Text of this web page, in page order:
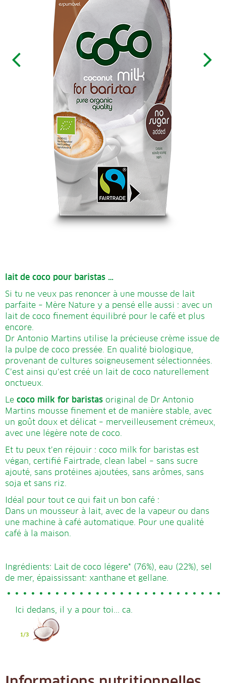
lait de coco pour baristas …
Si tu ne veux pas renoncer à une mousse de lait
parfaite – Mère Nature y a pensé elle aussi : avec un
lait de coco finement équilibré pour le café et plus
encore.
Dr Antonio Martins utilise la précieuse crème issue de
la pulpe de coco pressée. En qualité biologique,
provenant de cultures soigneusement sélectionnées.
C’est ainsi qu’est créé un lait de coco naturellement
onctueux.
Le coco milk for baristas original de Dr Antonio
Martins mousse finement et de manière stable, avec
un goût doux et délicat – merveilleusement crémeux,
avec une légère note de coco.
Et tu peux t’en réjouir : coco milk for baristas est
végan, certifié Fairtrade, clean label – sans sucre
ajouté, sans protéines ajoutées, sans arômes, sans
soja et sans riz.
Idéal pour tout ce qui fait un bon café :
Dans un mousseur à lait, avec de la vapeur ou dans
une machine à café automatique. Pour une qualité
café à la maison.
Ingrédients: Lait de coco légere* (76%), eau (22%), sel
de mer, épaississant: xanthane et gellane.
Ici dedans, il y a pour toi... ca.